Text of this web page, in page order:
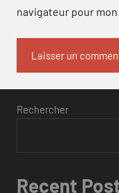
navigateur pour
Rechercher
Recent